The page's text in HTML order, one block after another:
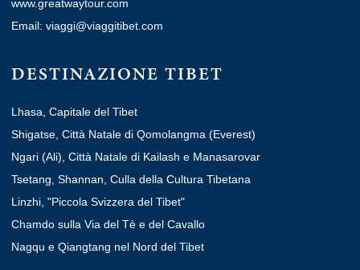
www.greatwaytour.com
Email: viaggi@viaggitibet.com
DESTINAZIONE TIBET
Lhasa, Capitale del Tibet
Shigatse, Città Natale di Qomolangma (Everest)
Ngari (Ali), Città Natale di Kailash e Manasarovar
Tsetang, Shannan, Culla della Cultura Tibetana
Linzhi, "Piccola Svizzera del Tibet"
Chamdo sulla Via del Tè e del Cavallo
Nagqu e Qiangtang nel Nord del Tibet